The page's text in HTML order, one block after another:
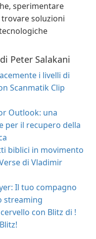
sperimentare
soluzioni
Peter Salakani
i livelli di
Scanmatik Clip
Outlook: una
per il recupero della
biblici in movimento
di Vladimir
Il tuo compagno
streaming
con Blitz di !